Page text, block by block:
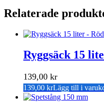
Relaterade
Ryggsäck 15
139,00 kr
139,00 krLägg till i